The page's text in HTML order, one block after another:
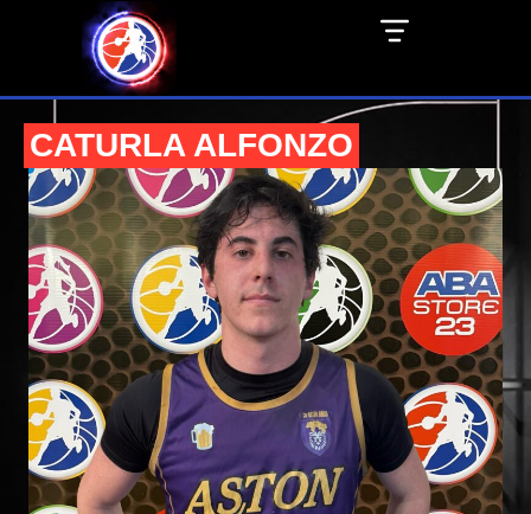
CATURLA ALFONZO